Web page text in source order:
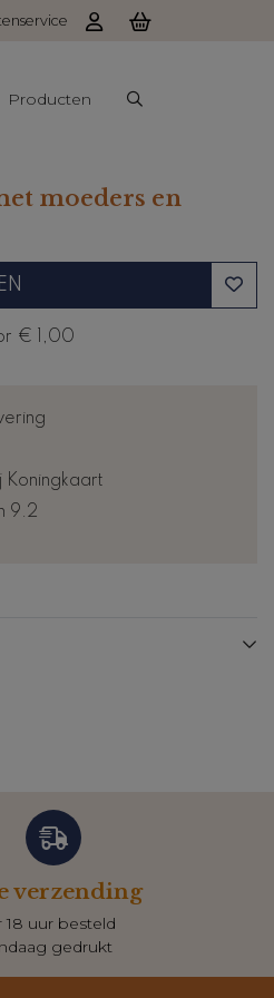
Producten
moeders en
€ 1,00
Koningkaart
9.2
verzending
18 uur besteld
gedrukt